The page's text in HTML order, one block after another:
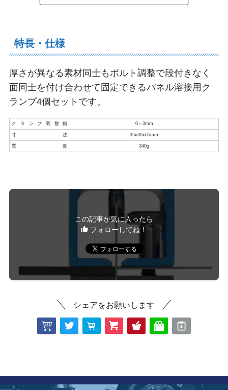
特長・仕様
厚さが異なる素材同士もボルト調整で段付きなく
面同士を付け合わせて固定できるパネル溶接用ク
ランプ4個セットです。
クランプ調整幅 0～3mm
寸法 35x30x65mm
質量 340g
この記事が気に入ったら
フォローしてね！
シェアをお願いします